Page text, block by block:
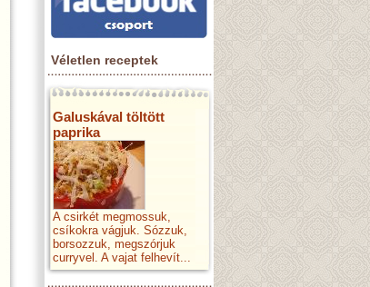
Véletlen receptek
Galuskával töltött
paprika
A csirkét megmossuk,
csíkokra vágjuk. Sózzuk,
borsozzuk, megszórjuk
curryvel. A vajat felhevít...